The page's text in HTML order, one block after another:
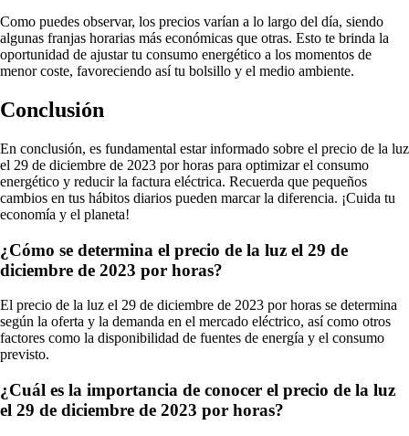
Como puedes observar, los precios varían a lo largo del día, siendo
algunas franjas horarias más económicas que otras. Esto te brinda la
oportunidad de ajustar tu consumo energético a los momentos de
menor coste, favoreciendo así tu bolsillo y el medio ambiente.
Conclusión
En conclusión, es fundamental estar informado sobre el precio de la luz
el 29 de diciembre de 2023 por horas para optimizar el consumo
energético y reducir la factura eléctrica. Recuerda que pequeños
cambios en tus hábitos diarios pueden marcar la diferencia. ¡Cuida tu
economía y el planeta!
¿Cómo se determina el precio de la luz el 29 de
diciembre de 2023 por horas?
El precio de la luz el 29 de diciembre de 2023 por horas se determina
según la oferta y la demanda en el mercado eléctrico, así como otros
factores como la disponibilidad de fuentes de energía y el consumo
previsto.
¿Cuál es la importancia de conocer el precio de la luz
el 29 de diciembre de 2023 por horas?